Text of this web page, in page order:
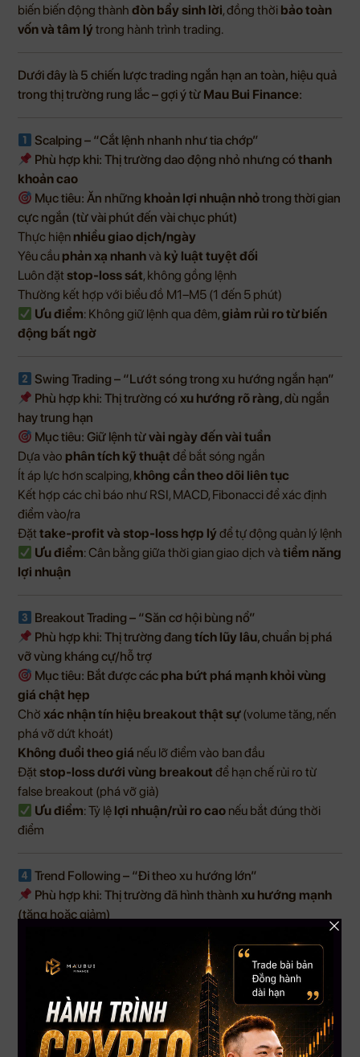
biến biến động thành đòn bẩy sinh lời, đồng thời bảo toàn
vốn và tâm lý trong hành trình trading.
Dưới đây là 5 chiến lược trading ngắn hạn an toàn, hiệu quả
trong thị trường rung lắc – gợi ý từ Mau Bui Finance:
Scalping – “Cắt lệnh nhanh như tia chớp”
Phù hợp khi: Thị trường dao động nhỏ nhưng cóthanh
khoản cao
Mục tiêu: Ăn những khoản lợi nhuận nhỏtrong thời gian
cực ngắn (từ vài phút đến vài chục phút)
Thực hiện nhiều giao dịch/ngày
Yêu cầu phản xạ nhanhvà kỷ luật tuyệt đối
Luôn đặt stop-loss sát, không gồng lệnh
Thường kết hợp với biểu đồ M1–M5 (1 đến 5 phút)
Ưu điểm: Không giữ lệnh qua đêm,giảm rủi ro từ biến
động bất ngờ
Swing Trading – “Lướt sóng trong xu hướng ngắn hạn”
Phù hợp khi: Thị trường cóxu hướng rõ ràng, dù ngắn
hay trung hạn
Mục tiêu: Giữ lệnh từvài ngày đến vài tuần
Dựa vào phân tích kỹ thuật để bắt sóng ngắn
Ít áp lực hơn scalping, không cần theo dõi liên tục
Kết hợp các chỉ báo như RSI, MACD, Fibonacci để xác định
điểm vào/ra
Đặt take-profit và stop-loss hợp lý để tự động quản lý lệnh
Ưu điểm: Cân bằng giữa thời gian giao dịch vàtiềm năng
lợi nhuận
Breakout Trading – “Săn cơ hội bùng nổ”
Phù hợp khi: Thị trường đangtích lũy lâu, chuẩn bị phá
vỡ vùng kháng cự/hỗ trợ
Mục tiêu: Bắt được các pha bứt phá mạnh khỏi vùng
giá chật hẹp
Chờ xác nhận tín hiệu breakout thật sự(volume tăng, nến
phá vỡ dứt khoát)
Không đuổi theo giá nếu lỡ điểm vào ban đầu
Đặt stop-loss dưới vùng breakout để hạn chế rủi ro từ
false breakout (phá vỡ giả)
Ưu điểm: Tỷ lệ lợi nhuận/rủi ro cao nếu bắt đúng thời
điểm
Trend Following – “Đi theo xu hướng lớn”
Phù hợp khi: Thị trường đã hình thànhxu hướng mạnh
(tăng hoặc giảm)
thuận xu hướng
, không chống lại thị
Dùng các công cụ xác định xu hướng như:
MACD
ADX
Chờ xác nhận xu hướng, vào lệnh theo đà tăng/giảm